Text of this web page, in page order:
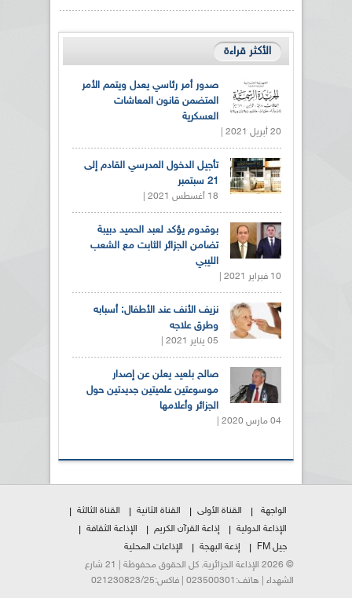
الأكثر قراءة
صدور أمر رئاسي يعدل ويتمم الأمر
المتضمن قانون المعاشات
العسكرية
20 أبريل 2021 |
تأجيل الدخول المدرسي القادم إلى
21 سبتمبر
18 أغسطس 2021 |
بوقدوم يؤكد لعبد الحميد دبيبة
تضامن الجزائر الثابت مع الشعب
الليبي
10 فبراير 2021 |
نزيف الأنف عند الأطفال: أسبابه
وطرق علاجه
05 يناير 2021 |
صالح بلعيد يعلن عن إصدار
موسوعتين علميتين جديدتين حول
الجزائر وأعلامها
04 مارس 2020 |
الواجهة القناة الأولى القناة الثانية
القناة الثالثة
الإذاعة الدولية
إذاعة القرآن الكريم
الإذاعة الثقافة
جيل FM
إذعة البهجة
الإذاعات المحلية
© 2026 الإذاعة الجزائرية. كل الحقوق محفوظة | 21 شارع
الشهداء | هاتف:023500301 | فاكس:021230823/25